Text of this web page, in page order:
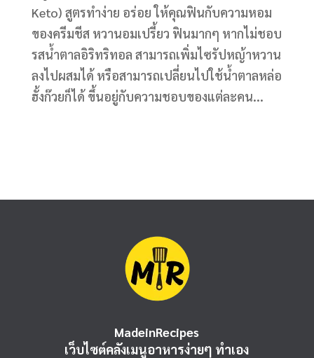
Keto) สูตรทำง่าย อร่อย ให้คุณฟินกับความหอม
ของครีมชีส หวานอมเปรี้ยว ฟินมากๆ หากไม่ชอบ
รสน้ำตาลอิริทริทอล สามารถเพิ่มไซรัปหญ้าหวาน
ลงไปผสมได้ หรือสามารถเปลี่ยนไปใช้น้ำตาลหล่อ
ฮั้งก๊วยก็ได้ ขึ้นอยู่กับความชอบของแต่ละคน...
MadeinRecipes
เว็บไซต์คลังเมนูอาหารง่ายๆ ทำเอง